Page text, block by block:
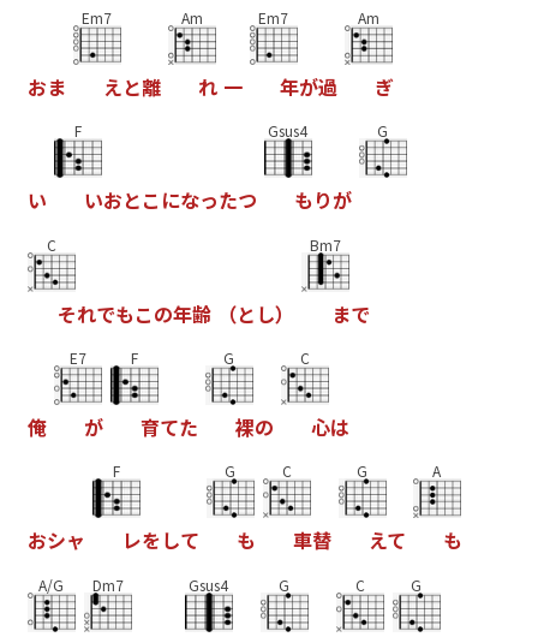
おま
Em7
えと離
Am
れ 一
Em7
年が過
Am
ぎ
い
F
いおとこ になったつ
Gsus4
もりが
G
C
それでもこの年齢 （と し）
Bm7
まで
俺
E7
が
F
育てた
G
裸の
C
心は
おシャ
F
レをして
G
も
C
車替
G
えて
A
も
A/G Dm7 Gsus4 G C G